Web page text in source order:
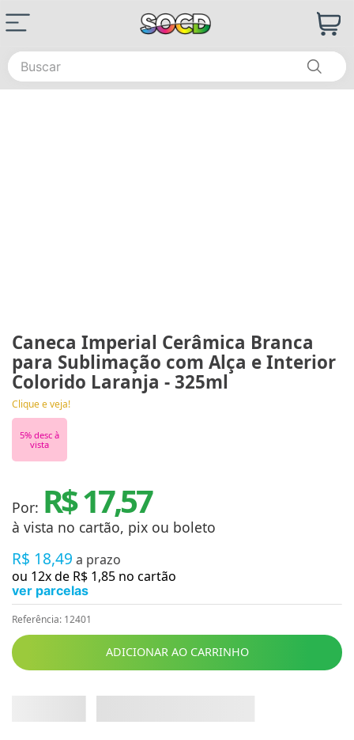
Buscar
Caneca Imperial Cerâmica Branca
para Sublimação com Alça e Interior
Colorido Laranja - 325ml
Clique e veja!
5% desc à
vista
Por: R$ 17,57
à vista no cartão, pix ou boleto
R$ 18,49 a prazo
ou 12x de R$ 1,85 no cartão
ver parcelas
Referência: 12401
ADICIONAR AO CARRINHO